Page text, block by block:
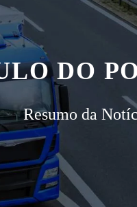
DO
Resumo da